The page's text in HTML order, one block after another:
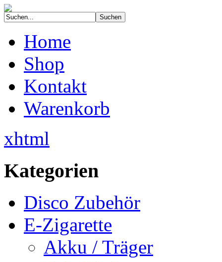
Home
Shop
Kontakt
Warenkorb
xhtml
Kategorien
Disco Zubehör
E-Zigarette
Akku / Träger